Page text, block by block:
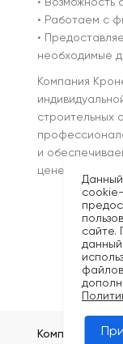
• Возможность
• Работаем с
•
необходимые
Компания
строительных
и
цене.
Компания
сайте.